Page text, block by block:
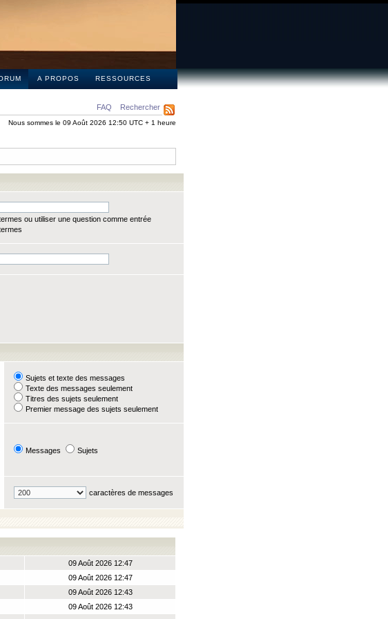
A PROPOS RESSOURCES
FAQ Rechercher
Nous sommes le 09 Août 2026 12:50 UTC + 1 heure
ou utiliser une question comme entrée
Sujets et texte des messages
Texte des messages seulement
Titres des sujets seulement
Premier message des sujets seulement
Messages Sujets
caractères de messages
09 Août 2026 12:47
09 Août 2026 12:47
09 Août 2026 12:43
09 Août 2026 12:43